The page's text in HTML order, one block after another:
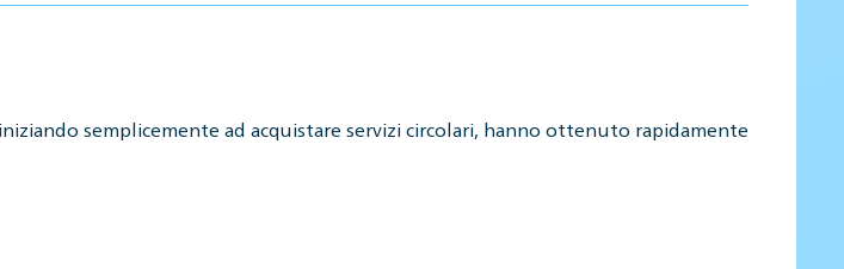
semplicemente ad acquistare servizi circolari, hanno ottenuto rapidamente